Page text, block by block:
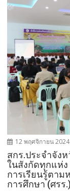
12 พฤศจิกายน 2024
สกร.ประจำจัง
ในสังกัดทุกแห่ง
การเรียนรู้ตาม
การศึกษา (ศรร.)